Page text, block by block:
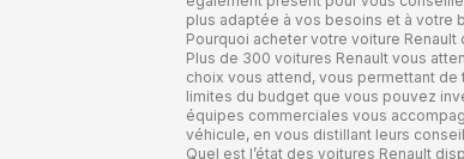
plus adaptée à vos besoins et à votre
Pourquoi acheter votre voiture Renault
Plus de 300 voitures Renault vous
choix vous attend, vous permettant
limites du budget que vous pouvez
équipes commerciales vous
véhicule, en vous distillant leurs
Quel est l’état des voitures Renault